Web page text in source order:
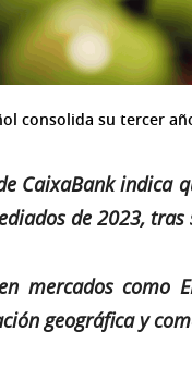
consolida su tercer
CaixaBank
de 2023,
mercados como
geográfica y